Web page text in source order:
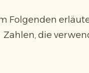
Folgenden
Zahlen, die